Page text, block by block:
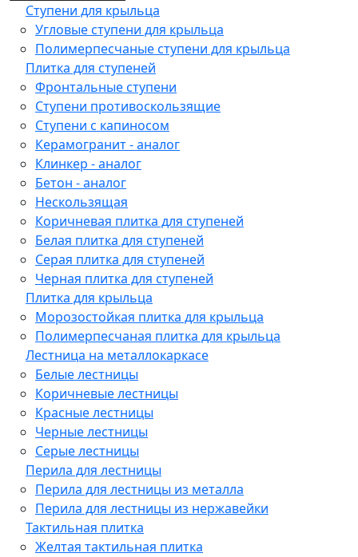
Ступени для крыльца
Угловые ступени для крыльца
Полимерпесчаные ступени для крыльца
Плитка для ступеней
Фронтальные ступени
Ступени противоскользящие
Ступени с капиносом
Керамогранит - аналог
Клинкер - аналог
Бетон - аналог
Нескользящая
Коричневая плитка для ступеней
Белая плитка для ступеней
Серая плитка для ступеней
Черная плитка для ступеней
Плитка для крыльца
Морозостойкая плитка для крыльца
Полимерпесчаная плитка для крыльца
Лестница на металлокаркасе
Белые лестницы
Коричневые лестницы
Красные лестницы
Черные лестницы
Серые лестницы
Перила для лестницы
Перила для лестницы из металла
Перила для лестницы из нержавейки
Тактильная плитка
Желтая тактильная плитка